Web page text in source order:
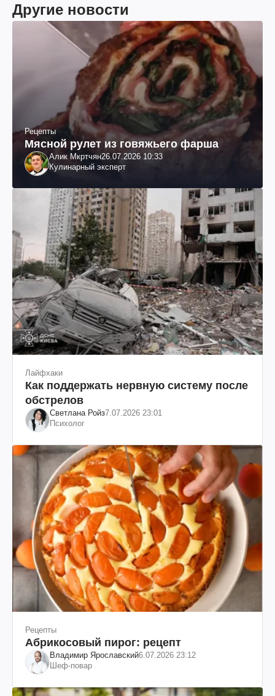
Другие новости
Рецепты
Мясной рулет из говяжьего фарша
Алик Мкртчян26.07.2026 10:33
Кулинарный эксперт
Лайфхаки
Как поддержать нервную систему после
обстрелов
Светлана Ройз7.07.2026 23:01
Психолог
Рецепты
Абрикосовый пирог: рецепт
Владимир Ярославский6.07.2026 23:12
Шеф-повар